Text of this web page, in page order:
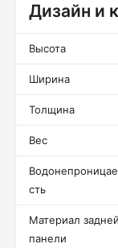
Дизайн и
Высота
Ширина
Толщина
Вес
сть
Материал задней
панели